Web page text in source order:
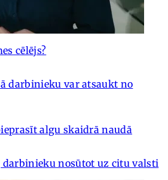
cēlējs?
darbinieku var atsaukt no
algu skaidrā naudā
nosūtot uz citu valsti